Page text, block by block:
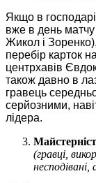
Якщо в
вже в день матчу
Жикол і
перебір карток
центрхавів
також давно в
гравець
серйозними,
лідера.
(гравці,
несподівані,